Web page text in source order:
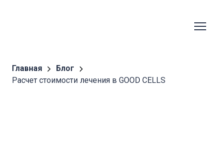
Главная
Блог
Расчет стоимости лечения в GOOD CELLS